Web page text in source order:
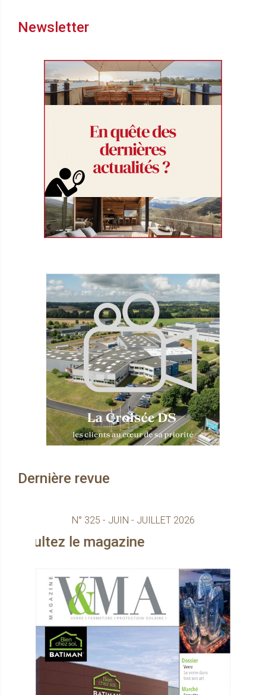
Newsletter
Dernière revue
N° 325 - JUIN - JUILLET 2026
le magazine